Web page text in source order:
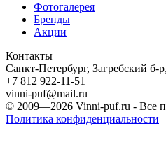
Фотогалерея
Бренды
Акции
Контакты
Санкт-Петербург, Загребский б-
+7 812 922-11-51
vinni-puf@mail.ru
© 2009—2026 Vinni-puf.ru - Все
Политика конфиденциальности